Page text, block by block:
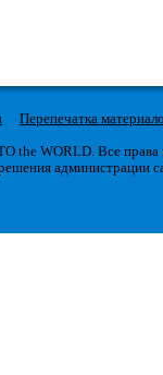
Перепечатка
the WORLD. Все
администрации